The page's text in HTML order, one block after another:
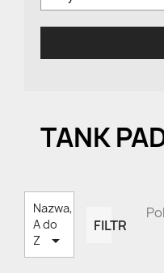
TANK
Nazwa,
A do
Z

FILTR